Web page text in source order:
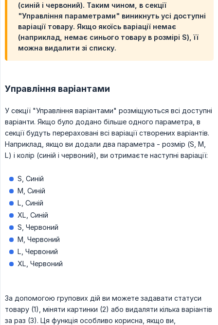
(синій і червоний). Таким чином, в секції
"Управління параметрами" виникнуть усі доступні
варіації товару. Якщо якоїсь варіації немає
(наприклад, немає синього товару в розмірі S), її
можна видалити зі списку.
Управління варіантами
У секції "Управління варіантами" розміщуються всі доступні
варіанти. Якщо було додано більше одного параметра, в
секції будуть перераховані всі варіації створених варіантів.
Наприклад, якщо ви додали два параметра - розмір (S, M,
L) і колір (синій і червоний), ви отримаєте наступні варіації:
S, Синій
M, Синій
L, Синій
XL, Cиній
S, Червоний
M, Червоний
L, Червоний
XL, Червоний
За допомогою групових дій ви можете задавати статуси
товару (1), міняти картинки (2) або видаляти кілька варіантів
за раз (3). Ця функція особливо корисна, якщо ви,